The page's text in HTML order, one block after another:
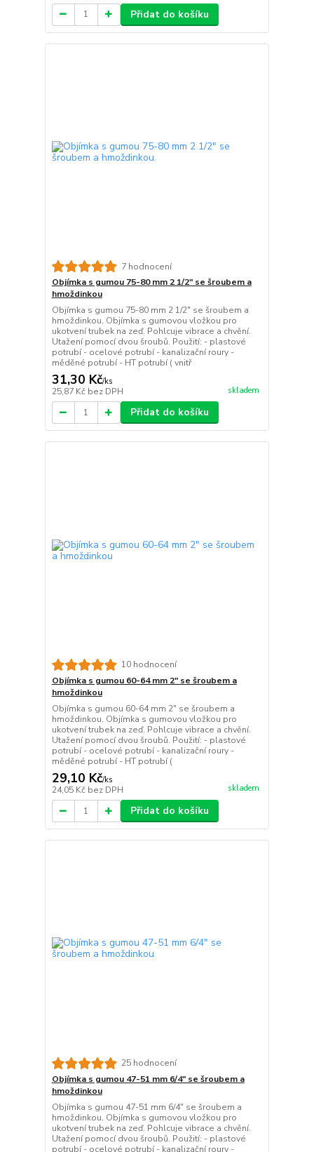
Přidat do košíku
7 hodnocení
Objímka s gumou 75-80 mm 2 1/2" se šroubem a
hmoždinkou
Objímka s gumou 75-80 mm 2 1/2" se šroubem a
hmoždinkou. Objímka s gumovou vložkou pro
ukotvení trubek na zeď. Pohlcuje vibrace a chvění.
Utažení pomocí dvou šroubů. Použití: - plastové
potrubí - ocelové potrubí - kanalizační roury -
měděné potrubí - HT potrubí ( vnitř
31,30 Kč/ks
25,87 Kč bez DPH skladem
Přidat do košíku
10 hodnocení
Objímka s gumou 60-64 mm 2" se šroubem a
hmoždinkou
Objímka s gumou 60-64 mm 2" se šroubem a
hmoždinkou. Objímka s gumovou vložkou pro
ukotvení trubek na zeď. Pohlcuje vibrace a chvění.
Utažení pomocí dvou šroubů. Použití: - plastové
potrubí - ocelové potrubí - kanalizační roury -
měděné potrubí - HT potrubí (
29,10 Kč/ks
24,05 Kč bez DPH skladem
Přidat do košíku
25 hodnocení
Objímka s gumou 47-51 mm 6/4" se šroubem a
hmoždinkou
Objímka s gumou 47-51 mm 6/4" se šroubem a
hmoždinkou. Objímka s gumovou vložkou pro
ukotvení trubek na zeď. Pohlcuje vibrace a chvění.
Utažení pomocí dvou šroubů. Použití: - plastové
potrubí - ocelové potrubí - kanalizační roury -